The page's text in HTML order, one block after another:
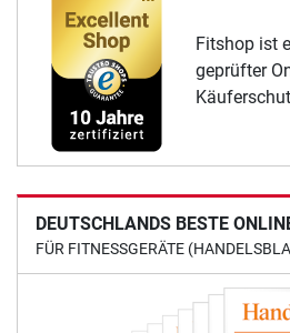
Fitshop ist
geprüfter
DEUTSCHLANDS BESTE
FÜR FITNESSGERÄTE